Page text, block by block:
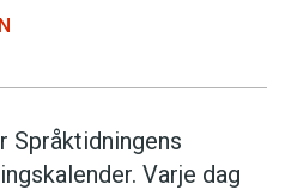
Språktidningens
Varje dag